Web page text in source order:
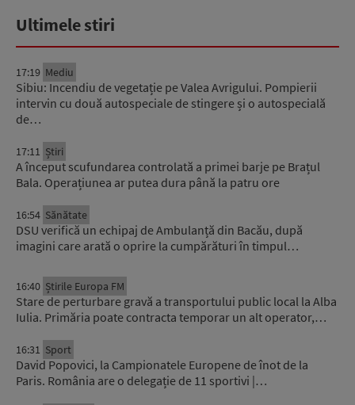
Ultimele stiri
17:19 Mediu
Sibiu: Incendiu de vegetație pe Valea Avrigului. Pompierii
intervin cu două autospeciale de stingere și o autospecială
de…
17:11 Știri
A început scufundarea controlată a primei barje pe Brațul
Bala. Operațiunea ar putea dura până la patru ore
16:54 Sănătate
DSU verifică un echipaj de Ambulanță din Bacău, după
imagini care arată o oprire la cumpărături în timpul…
16:40 Știrile Europa FM
Stare de perturbare gravă a transportului public local la Alba
Iulia. Primăria poate contracta temporar un alt operator,…
16:31 Sport
David Popovici, la Campionatele Europene de înot de la
Paris. România are o delegație de 11 sportivi |…